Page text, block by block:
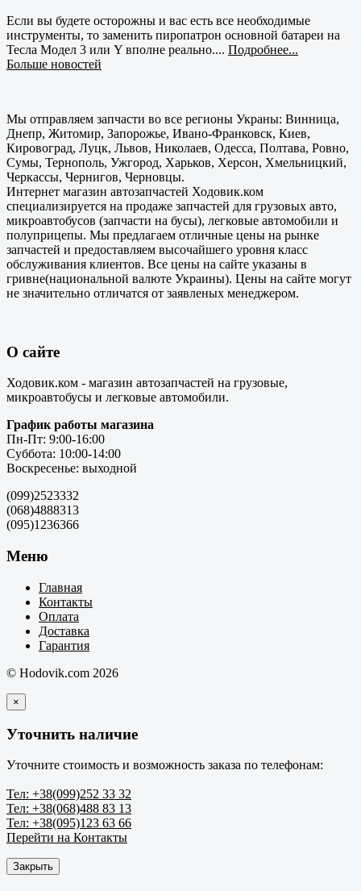
Если вы будете осторожны и вас есть все необходимые
инструменты, то заменить пиропатрон основной батареи на
Тесла Модел 3 или Y вполне реально.... Подробнее...
Больше новостей
Мы отправляем запчасти во все регионы Украны: Винница,
Днепр, Житомир, Запорожье, Ивано-Франковск, Киев,
Кировоград, Луцк, Львов, Николаев, Одесса, Полтава, Ровно,
Сумы, Тернополь, Ужгород, Харьков, Херсон, Хмельницкий,
Черкассы, Чернигов, Черновцы.
Интернет магазин автозапчастей Ходовик.ком
специализируется на продаже запчастей для грузовых авто,
микроавтобусов (запчасти на бусы), легковые автомобили и
полуприцепы. Мы предлагаем отличные цены на рынке
запчастей и предоставляем высочайшего уровня класс
обслуживания клиентов. Все цены на сайте указаны в
гривне(национальной валюте Украины). Цены на сайте могут
не значительно отличатся от заявленых менеджером.
О сайте
Ходовик.ком - магазин автозапчастей на грузовые,
микроавтобусы и легковые автомобили.
График работы магазина
Пн-Пт: 9:00-16:00
Суббота: 10:00-14:00
Воскресенье: выходной
(099)2523332
(068)4888313
(095)1236366
Меню
Главная
Контакты
Оплата
Доставка
Гарантия
© Hodovik.com 2026
×
Уточнить наличие
Уточните стоимость и возможность заказа по телефонам:
Тел: +38(099)252 33 32
Тел: +38(068)488 83 13
Тел: +38(095)123 63 66
Перейти на Контакты
Закрыть